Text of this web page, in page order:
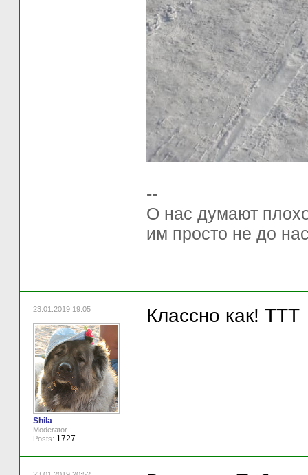
--
О нас думают
им просто не до
23.01.2019 19:05
Shila
Moderator
Posts: 1727
Классно как! ТТТ